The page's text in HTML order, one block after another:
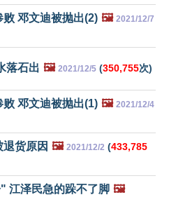
邓文迪被抛出(2) 🖼️ 2021/12/7
落石出 🖼️ 2021/12/5 (350,755次)
邓文迪被抛出(1) 🖼️ 2021/12/4
货原因 🖼️ 2021/12/2 (433,785
江泽民急的跺不了脚 🖼️